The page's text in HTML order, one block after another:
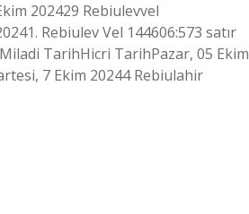
202429 Rebiulevvel
Rebiulev Vel 144606:573 satır
TarihHicri TarihPazar, 05 Ekim
7 Ekim 20244 Rebiulahir